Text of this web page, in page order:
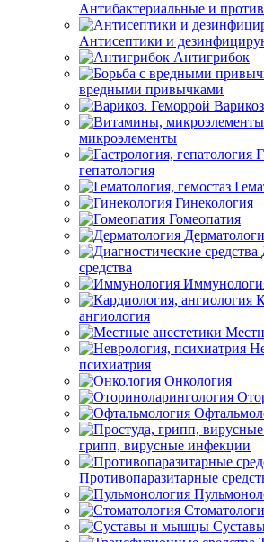
Антибактериальные и
Антисептики и
Антигрибок
вредными привычками
микроэлементы
гепатология
Гинекология
Гомеопатия
средства
ангиология
психиатрия
Онкология
грипп, вирусные инфекции
Противопаразитарные